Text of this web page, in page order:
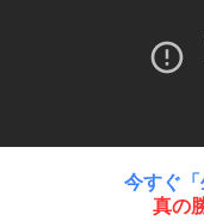
今すぐ
真の